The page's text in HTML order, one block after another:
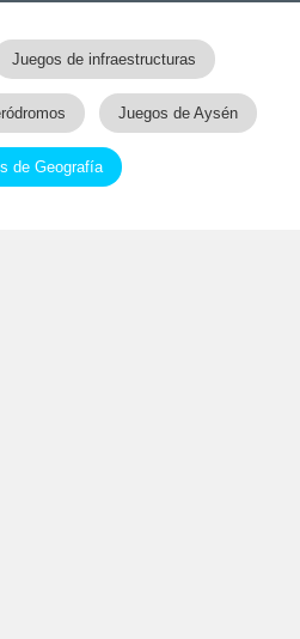
Juegos de infraestructuras
Juegos de Aysén
de Geografía